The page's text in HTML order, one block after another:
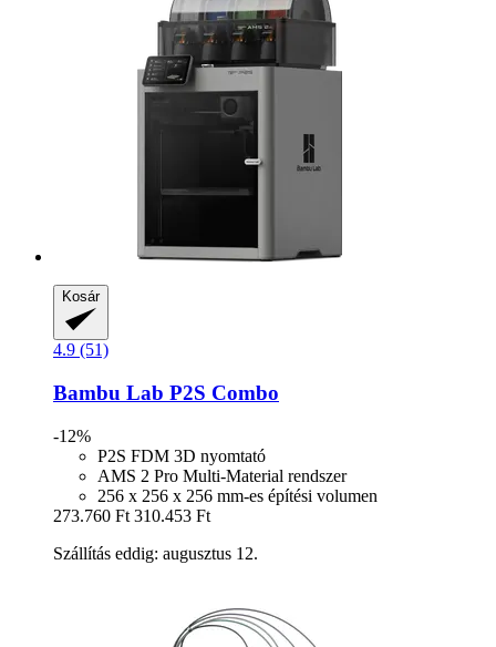
Kosár
4.9 (51)
Bambu Lab P2S Combo
-12%
P2S FDM 3D nyomtató
AMS 2 Pro Multi-Material rendszer
256 x 256 x 256 mm-es építési volumen
273.760 Ft 310.453 Ft
Szállítás eddig: augusztus 12.